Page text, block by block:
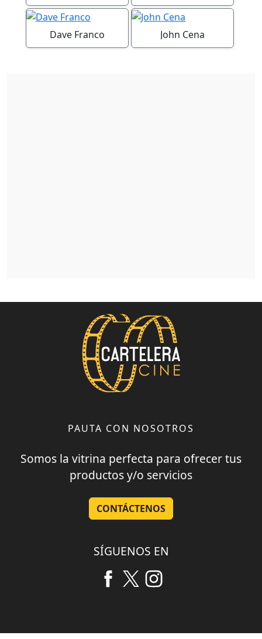
Dave Franco John Cena
PAUTA CON NOSOTROS
Somos la vitrina perfecta para ofrecer tus
productos y/o servicios
CONTÁCTENOS
SÍGUENOS EN